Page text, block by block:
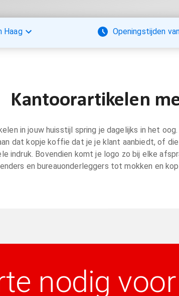
Haag Openingstijden
Kantoorartikelen
in jouw huisstijl spring je dagelijks in het
dat kopje koffie dat je je klant aanbiedt, of
indruk. Bovendien komt je logo zo bij elke
en bureauonderleggers tot mokken en
nodig voor